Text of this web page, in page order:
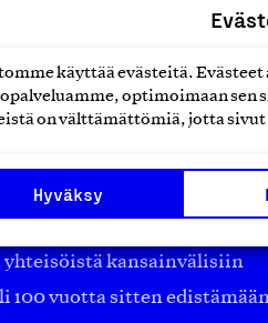
käyttää evästeitä.
optimoimaan sen
on välttämättömiä, jotta
Hyväksy
koko suomalaisen
yhteisöistä kansainvälisiin
vuotta sitten edistämään